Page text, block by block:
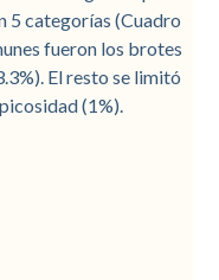
5 categorías (Cuadro
fueron los brotes
El resto se limitó
(1%).